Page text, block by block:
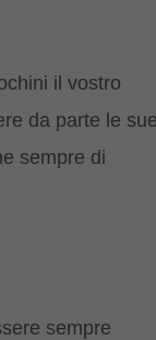
il vostro
da parte le
sempre di
sempre